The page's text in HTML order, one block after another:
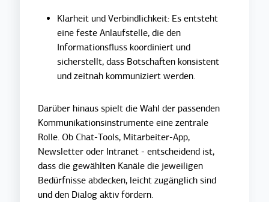
Klarheit und Verbindlichkeit: Es entsteht
eine feste Anlaufstelle, die den
Informationsfluss koordiniert und
sicherstellt, dass Botschaften konsistent
und zeitnah kommuniziert werden.
Darüber hinaus spielt die Wahl der passenden
Kommunikationsinstrumente eine zentrale
Rolle. Ob Chat-Tools, Mitarbeiter-App,
Newsletter oder Intranet - entscheidend ist,
dass die gewählten Kanäle die jeweiligen
Bedürfnisse abdecken, leicht zugänglich sind
und den Dialog aktiv fördern.